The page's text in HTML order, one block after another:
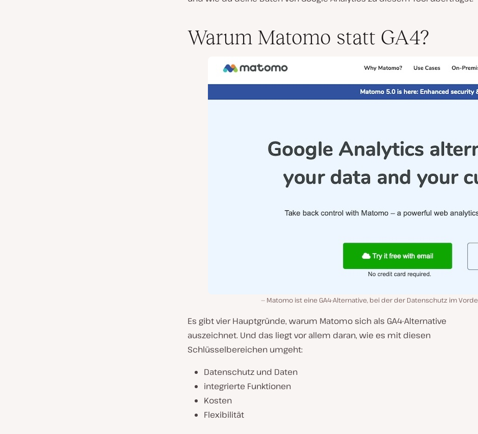
Warum Matomo statt GA4?
Matomo ist eine GA4-Alternative, bei der der Datenschutz im
Es gibt vier Hauptgründe, warum Matomo sich als GA4-Alternative
auszeichnet. Und das liegt vor allem daran, wie es mit diesen
Schlüsselbereichen umgeht:
Datenschutz und Daten
integrierte Funktionen
Kosten
Flexibilität